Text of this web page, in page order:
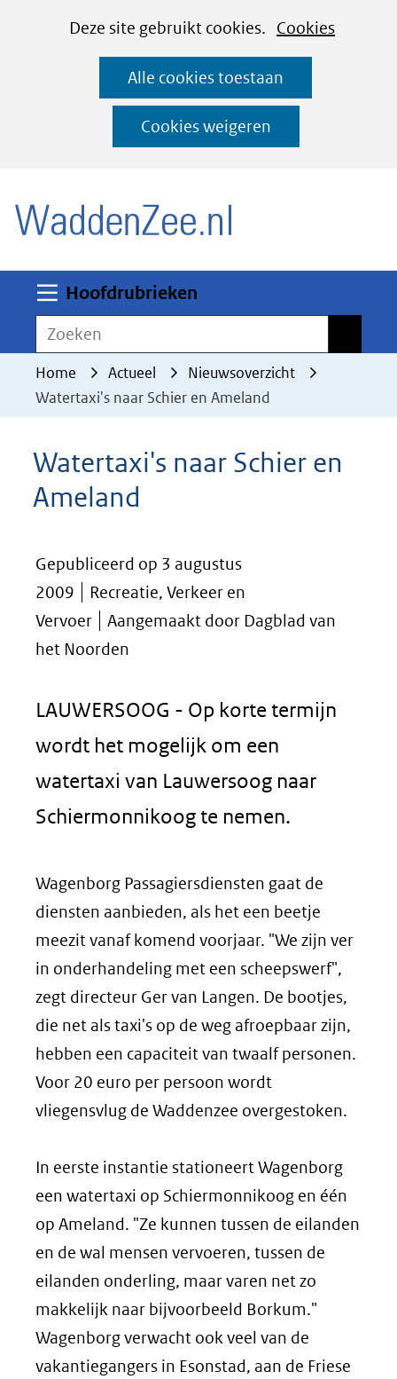
CookiesDeze site gebruikt cookies. Cookies
deze
worden
toegestaan
geweigerd.
Alle cookies toestaan
Cookies weigeren
Ga
naar
de
inhoud
Hoofdrubrieken
Zoeken
Home Actueel
Nieuwsoverzicht
Watertaxi's naar Schier en Ameland
Watertaxi's naar Schier en
Ameland
Gepubliceerd op 3 augustus
2009
Recreatie, Verkeer en
Vervoer
Aangemaakt door Dagblad van
het Noorden
LAUWERSOOG - Op korte termijn
wordt het mogelijk om een
watertaxi van Lauwersoog naar
Schiermonnikoog te nemen.
Wagenborg Passagiersdiensten gaat de
diensten aanbieden, als het een beetje
meezit vanaf komend voorjaar. "We zijn ver
in onderhandeling met een scheepswerf",
zegt directeur Ger van Langen. De bootjes,
die net als taxi's op de weg afroepbaar zijn,
hebben een capaciteit van twaalf personen.
Voor 20 euro per persoon wordt
vliegensvlug de Waddenzee overgestoken.
In eerste instantie stationeert Wagenborg
een watertaxi op Schiermonnikoog en één
op Ameland. "Ze kunnen tussen de eilanden
en de wal mensen vervoeren, tussen de
eilanden onderling, maar varen net zo
makkelijk naar bijvoorbeeld Borkum."
Wagenborg verwacht ook veel van de
vakantiegangers in Esonstad, aan de Friese